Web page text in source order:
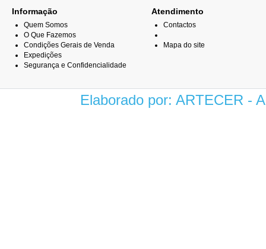
Informação
Quem Somos
O Que Fazemos
Condições Gerais de Venda
Expedições
Segurança e Confidencialidade
Atendimento
Contactos
Mapa do site
Elaborado por: ARTECER -